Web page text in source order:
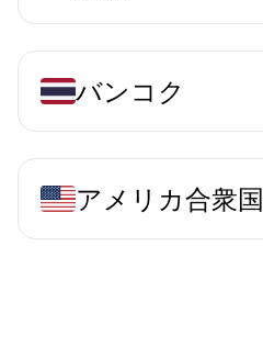
バンコク
アメリカ合衆国